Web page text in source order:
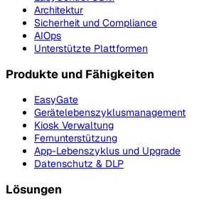
Architektur
Sicherheit und Compliance
AIOps
Unterstützte Plattformen
Produkte und Fähigkeiten
EasyGate
Gerätelebenszyklusmanagement
Kiosk Verwaltung
Fernunterstützung
App-Lebenszyklus und Upgrade
Datenschutz & DLP
Lösungen